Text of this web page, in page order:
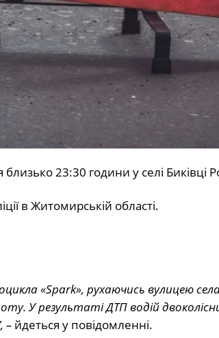
23:30 години у селі Биківці
в Житомирській області.
«Spark», рухаючись вулицею села,
У результаті ДТП водій
–йдеться у повідомленні.